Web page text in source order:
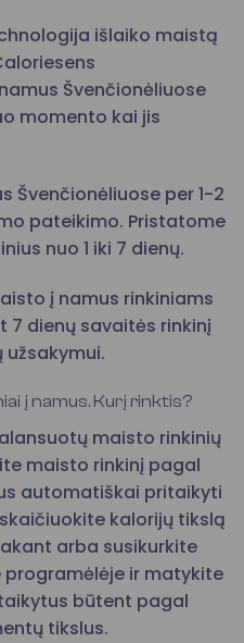
išlaiko maistą
Švenčionėliuose
momento kai jis
Švenčionėliuose per 1-2
pateikimo. Pristatome
nuo 1 iki 7 dienų.
į namus rinkiniams
7 dienų savaitės rinkinį
užsakymui.
į namus. Kurį rinktis?
maisto rinkinių
maisto rinkinį pagal
automatiškai pritaikyti
kalorijų tikslą
arba susikurkite
ir matykite
būtent pagal
tikslus.